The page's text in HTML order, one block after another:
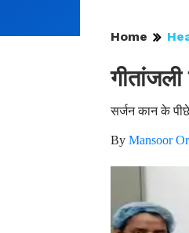
Home
सर्जन कान के
By Mansoor